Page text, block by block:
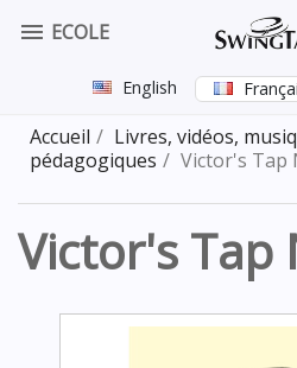
 ECOLE
English
Accueil Livres, vidéos,
pédagogiques
Victor's Tap
Victor's Tap